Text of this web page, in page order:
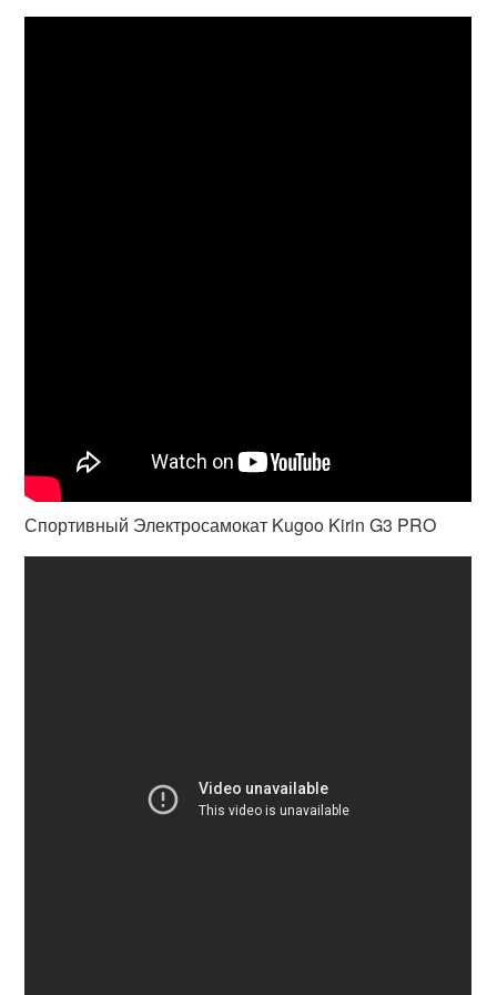
Спортивный Электросамокат Kugoo Kirin G3 PRO